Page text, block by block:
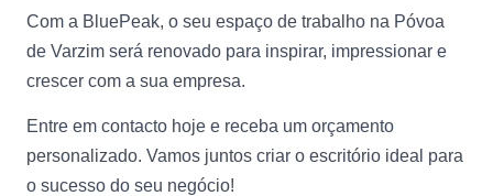
Com a BluePeak, o seu espaço de trabalho na Póvoa
de Varzim será renovado para inspirar, impressionar e
crescer com a sua empresa.
Entre em contacto hoje e receba um orçamento
personalizado. Vamos juntos criar o escritório ideal para
o sucesso do seu negócio!